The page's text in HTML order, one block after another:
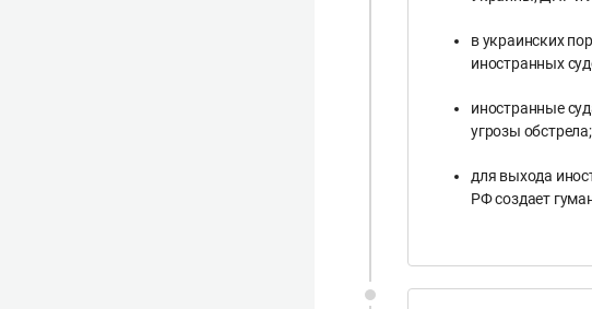
в украинских
иностранных
иностранные
угрозы обстрела;
для выхода
РФ создает